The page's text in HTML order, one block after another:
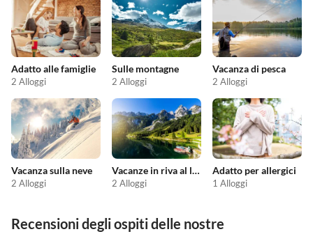
Adatto alle famiglie
2 Alloggi
Sulle montagne
2 Alloggi
Vacanza di pesca
2 Alloggi
Vacanza sulla neve
2 Alloggi
Vacanze in riva al lago
2 Alloggi
Adatto per allergici
1 Alloggi
Recensioni degli ospiti delle nostre